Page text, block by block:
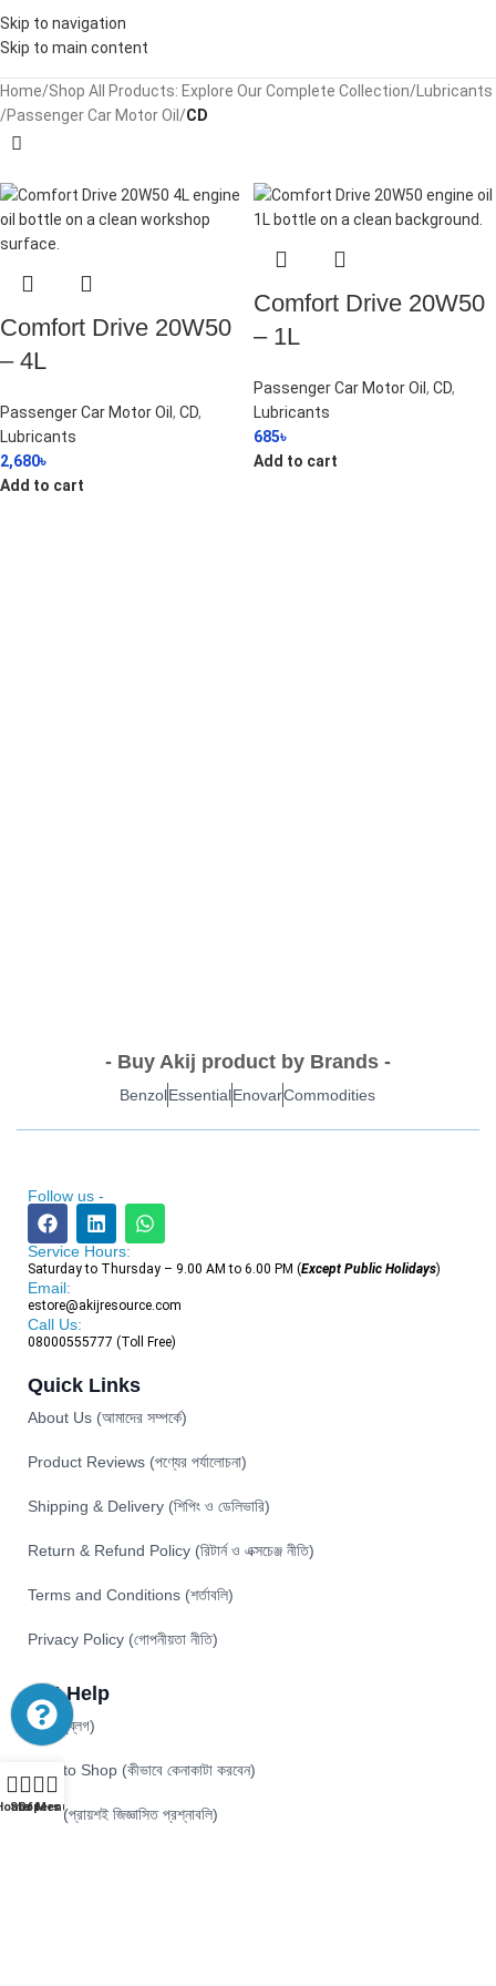
Skip to navigation
Skip to main content
Home/Shop All Products: Explore Our Complete Collection/ Lubricants
/Passenger Car Motor Oil /CD
Comfort Drive 20W50
– 4L
Passenger Car Motor Oil , CD,
Lubricants
2,680৳
Add to cart
Comfort Drive 20W50
– 1L
Passenger Car Motor Oil , CD,
Lubricants
685৳
Add to cart
- Buy Akij product by Brands -
BenzolEssentialEnovarCommodities
Follow us -
Service Hours:
Saturday to Thursday – 9.00 AM to 6.00 PM (Except Public Holidays)
Email:
estore@akijresource.com
Call Us:
08000555777 (Toll Free)
Quick Links
About Us (আমাদের সম্পর্কে)
Product Reviews (পণ্যের পর্যালোচনা)
Shipping & Delivery (শিপিং ও ডেলিভারি)
Return & Refund Policy (রিটার্ন ও এক্সচেঞ্জ নীতি)
Terms and Conditions (শর্তাবলি)
Privacy Policy (গোপনীয়তা নীতি)
Get Help
Blog (ব্লগ)
How to Shop (কীভাবে কেনাকাটা করবেন)
FAQ (প্রায়শই জিজ্ঞাসিত প্রশ্নাবলি)
Shop
Offers
Menu